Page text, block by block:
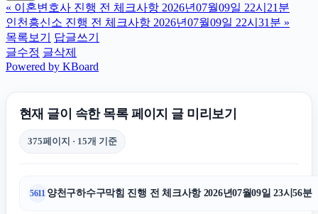
용인마약변호사
대구이혼전문변호사
중랑하수구막힘
« 이혼변호사 진행 전 체크사항 2026년07월09일 22시21분
인천흥신소 진행 전 체크사항 2026년07월09일 22시31분 »
목록보기
답글쓰기
글수정 글삭제
Powered by KBoard
현재 글이 속한 목록 페이지 글 미리보기
375페이지 · 15개 기준
5611 양천구하수구막힘 진행 전 체크사항 2026년07월09일 23시56분